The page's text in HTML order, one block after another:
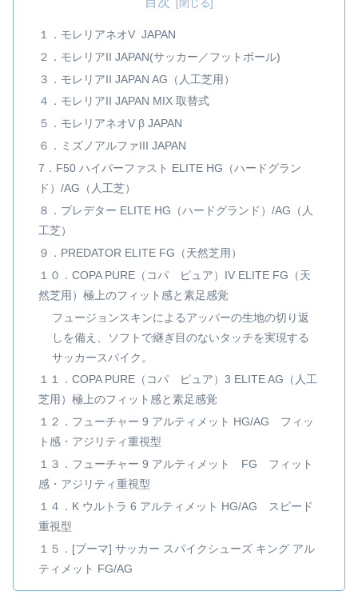
１．モレリアネオV JAPAN
２．モレリアII JAPAN(サッカー／フットボール)
３．モレリアII JAPAN AG（人工芝用）
４．モレリアII JAPAN MIX 取替式
５．モレリアネオV β JAPAN
６．ミズノアルファIII JAPAN
7．F50 ハイパーファスト ELITE HG（ハードグラン
ド）/AG（人工芝）
８．プレデター ELITE HG（ハードグランド）/AG（人
工芝）
９．PREDATOR ELITE FG（天然芝用）
１０．COPA PURE（コパ ピュア）IV ELITE FG（天
然芝用）極上のフィット感と素足感覚
フュージョンスキンによるアッパーの生地の切り返
しを備え、ソフトで継ぎ目のないタッチを実現する
サッカースパイク。
１１．COPA PURE（コパ ピュア）3 ELITE AG（人工
芝用）極上のフィット感と素足感覚
１２．フューチャー 9 アルティメット HG/AG フィッ
ト感・アジリティ重視型
１３．フューチャー 9 アルティメット FG フィット
感・アジリティ重視型
１４．K ウルトラ 6 アルティメット HG/AG スピード
重視型
１５．[プーマ] サッカー スパイクシューズ キング アル
ティメット FG/AG